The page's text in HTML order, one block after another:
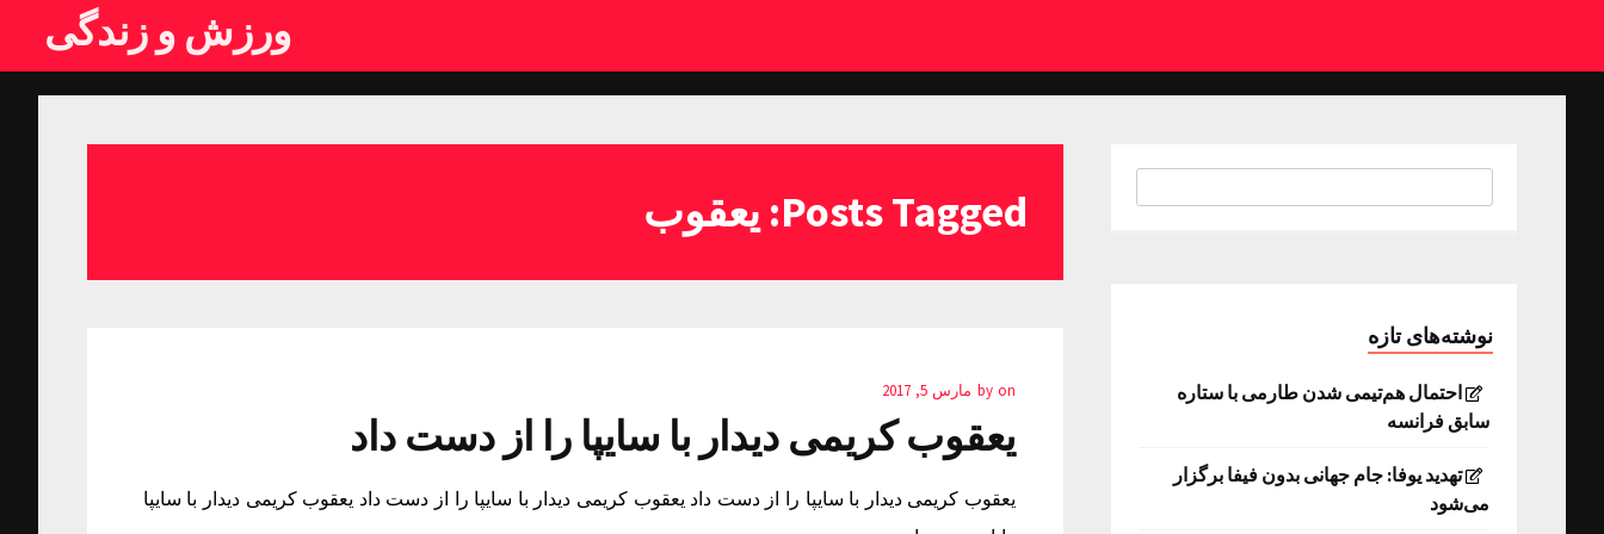
ورزش و زندگی
Posts Tagged: یعقوب
by on مارس 5, 2017
یعقوب کریمی دیدار با سایپا را از دست داد
یعقوب کریمی دیدار با سایپا را از دست داد یعقوب کریمی دیدار با سایپا را از دست داد یعقوب کریمی دیدار با سایپا
نوشته‌های تازه
احتمال هم‌تیمی شدن طارمی با ستاره
سابق فرانسه
تهدید یوفا: جام جهانی بدون فیفا برگزار
می‌شود